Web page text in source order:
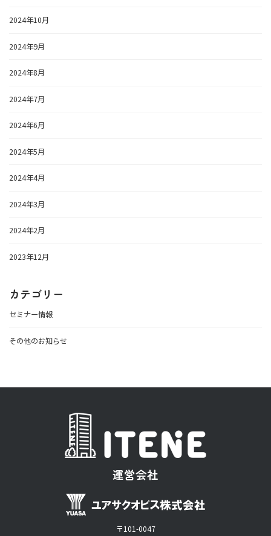
2024年10月
2024年9月
2024年8月
2024年7月
2024年6月
2024年5月
2024年4月
2024年3月
2024年2月
2023年12月
カテゴリー
セミナー情報
その他のお知らせ
運営会社
〒101-0047